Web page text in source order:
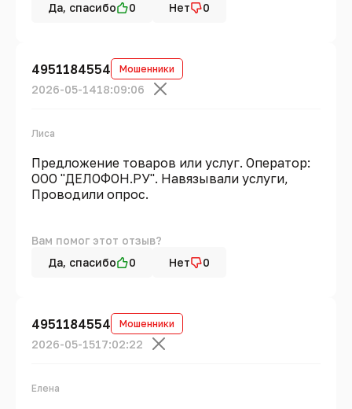
Да, спасибо
0 Нет 0
4951184554 Мошенники
2026-05-1418:09:06
Лиса
Предложение товаров или услуг. Оператор:
ООО "ДЕЛОФОН.РУ". Навязывали услуги,
Проводили опрос.
Вам помог этот отзыв?
Да, спасибо
0 Нет 0
4951184554 Мошенники
2026-05-1517:02:22
Елена